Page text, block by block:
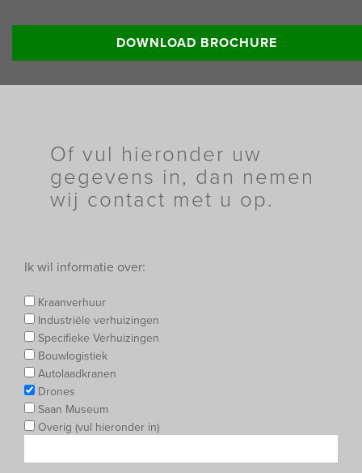
Lees meer informatie:DOWNLOAD BROCHURE
Of vul hieronder uw
gegevens in, dan nemen
wij contact met u op.
Ik wil informatie over:
Kraanverhuur
Industriële verhuizingen
Specifieke Verhuizingen
Bouwlogistiek
Autolaadkranen
Drones
Saan Museum
Overig (vul hieronder in)